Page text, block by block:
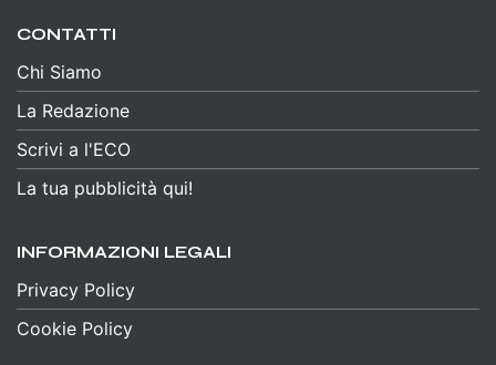
CONTATTI
Chi Siamo
La Redazione
Scrivi a l'ECO
La tua pubblicità qui!
INFORMAZIONI LEGALI
Privacy Policy
Cookie Policy